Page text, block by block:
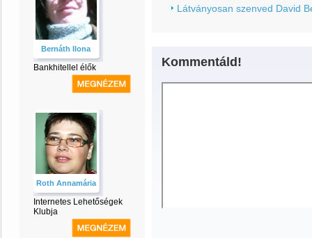
Bernáth Ilona
Bankhitellel élők
Roth Annamária
Internetes Lehetőségek
Klubja
Látványosan szenved David
Kommentáld!